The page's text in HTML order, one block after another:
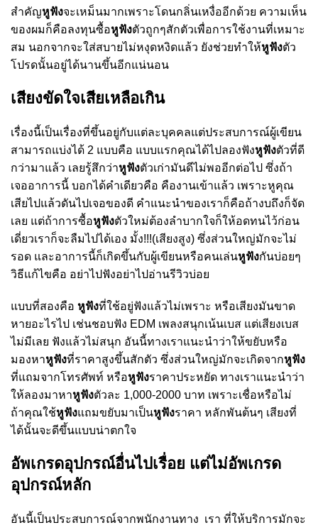
สำคัญหูฟังจะเหม็นมากเพราะโดนกลิ่นเหงื่ออีกด้วย ความเห็น
ของผมก็คือลงทุนซื้อหูฟังตัวถูกๆสักตัวเพื่อการใช้งานที่เหมาะ
สม นอกจากจะใส่สบายไม่หงุดหงิดแล้ว ยังช่วยทำให้หูฟังตัว
โปรดนั้นอยู่ได้นานขึ้นอีกแน่นอน
เสียงขัดใจเสียเหลือเกิน
เรื่องนี้เป็นเรื่องที่ขึ้นอยู่กับแต่ละบุคคลแต่ประสบการณ์ผู้เขียน
สามารถแบ่งได้ 2 แบบคือ แบบแรกคุณได้ไปลองฟังหูฟังตัวที่ดี
กว่ามาแล้ว เลยรู้สึกว่าหูฟังตัวเก่ามันดีไม่พออีกต่อไป ซึ่งถ้า
เจออาการนี้ บอกได้คำเดียวคือ คืองานเข้าแล้ว เพราะหูคุณ
เสียไปแล้วดันไปเจอของดี คำแนะนำของเราก็คือถ้างบถึงก็จัด
เลย แต่ถ้าการซื้อหูฟังตัวใหม่ต้องลำบากใจก็ให้อดทนไว้ก่อน
เดี่ยวเราก็จะลืมไปได้เอง มั้ง!!!(เสียงสูง) ซึ่งส่วนใหญ่มักจะไม่
รอด และอาการนี้ก็เกิดขึ้นกับผู้เขียนหรือคนเล่นหูฟังกันบ่อยๆ
วิธีแก้ไขคือ อย่าไปฟังอย่าไปอ่านรีวิวบ่อย
แบบที่สองคือ หูฟังที่ใช้อยู่ฟังแล้วไม่เพราะ หรือเสียงมันขาด
หายอะไรไป เช่นชอบฟัง EDM เพลงสนุกเน้นเบส แต่เสียงเบส
ไม่มีเลย ฟังแล้วไม่สนุก อันนี้ทางเราแนะนำว่าให้ขยับหรือ
มองหาหูฟังที่ราคาสูงขึ้นสักตัว ซึ่งส่วนใหญ่มักจะเกิดจากหูฟัง
ที่แถมจากโทรศัพท์ หรือหูฟังราคาประหยัด ทางเราแนะนำว่า
ให้ลองมาหาหูฟังตัวละ 1,000-2000 บาท เพราะเชื่อหรือไม่
ถ้าคุณใช้หูฟังแถมขยับมาเป็นหูฟังราคา หลักพันต้นๆ เสียงที่
ได้นั้นจะดีขึ้นแบบน่าตกใจ
อัพเกรดอุปกรณ์อื่นไปเรื่อย แต่ไม่อัพเกรด
อุปกรณ์หลัก
อันนี้เป็นประสบการณ์จากพนักงานทาง เรา ที่ให้บริการมักจะ